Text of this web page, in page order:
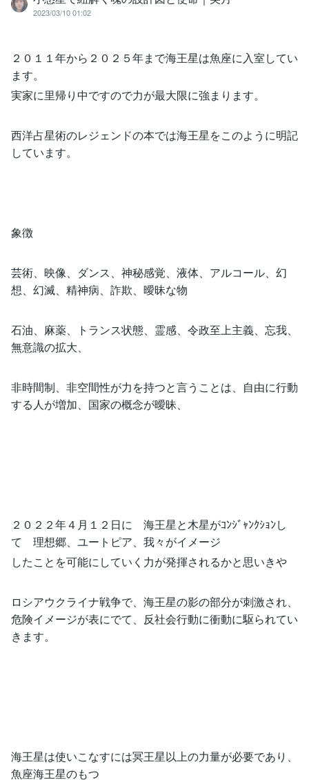
2023/03/10 01:02
２０１１年から２０２５年まで海王星は魚座に入室してい
ます。
実家に里帰り中ですので力が最大限に強まります。
西洋占星術のレジェンドの本では海王星をこのように明記
しています。
象徴
芸術、映像、ダンス、神秘感覚、液体、アルコール、幻
想、幻滅、精神病、詐欺、曖昧な物
石油、麻薬、トランス状態、霊感、令政至上主義、忘我、
無意識の拡大、
非時間制、非空間性が力を持つと言うことは、自由に行動
する人が増加、国家の概念が曖昧、
２０２２年４月１２日に 海王星と木星がｺﾝｼﾞｬﾝｸｼｮﾝし
て 理想郷、ユートピア、我々がイメージ
したことを可能にしていく力が発揮されるかと思いきや
ロシアウクライナ戦争で、海王星の影の部分が刺激され、
危険イメージが表にでて、反社会行動に衝動に駆られてい
きます。
海王星は使いこなすには冥王星以上の力量が必要であり、
魚座海王星のもつ